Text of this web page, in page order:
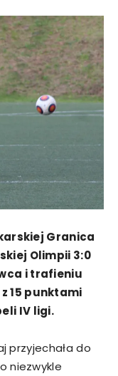
Granica
Olimpii 3:0
i trafieniu
15 punktami
IV ligi.
przyjechała do
niezwykle